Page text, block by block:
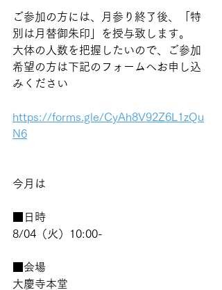
ご参加の方には、月参り終了後、「特
別は月替御朱印」を授与致します。
大体の人数を把握したいので、ご参加
希望の方は下記のフォームへお申し込
みください
https://forms.gle/CyAh8V92Z6L1zQu
N6
今月は
■日時
8/04（火）10:00-
■会場
大慶寺本堂